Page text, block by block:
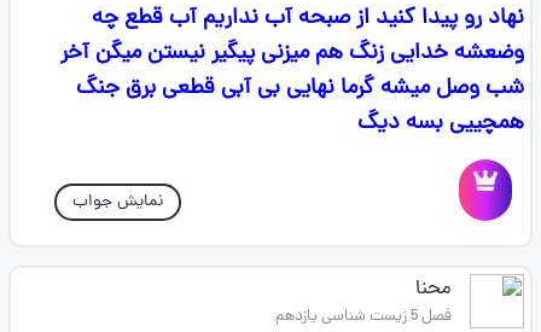
نهاد رو پیدا کنید از صبحه آب نداریم آب قطع چه
وضعشه خدایی زنگ هم میزنی پیگیر نیستن میگن آخر
شب وصل میشه گرما نهایی بی آبی قطعی برق جنگ
همچییی بسه دیگ
نمایش جواب
محنا
فصل 5 زیست شناسی یازدهم